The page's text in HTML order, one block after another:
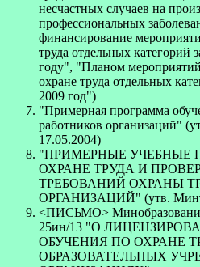
несчастных случаев на
профессиональных
финансирование
труда отдельных категорий
году", "Планом
охране труда отдельных
2009 год")
"Примерная программа
работников организаций"
17.05.2004)
"ПРИМЕРНЫЕ УЧЕБНЫЕ
ОХРАНЕ ТРУДА И
ТРЕБОВАНИЙ ОХРАНЫ
ОРГАНИЗАЦИЙ" (утв.
<ПИСЬМО>
25ин/13 "О
ОБУЧЕНИЯ ПО ОХРАНЕ
ОБРАЗОВАТЕЛЬНЫХ